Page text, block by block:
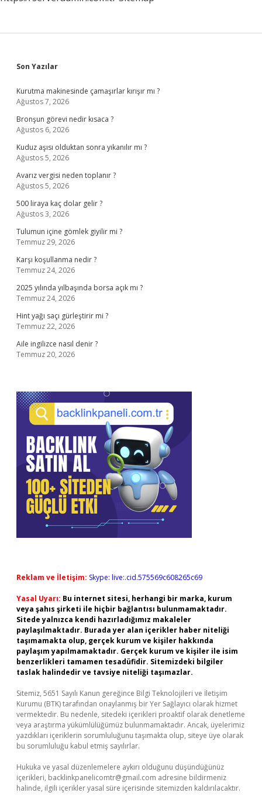
Sidebar
Son Yazılar
Kurutma makinesinde çamaşırlar kırışır mı ?
Ağustos 7, 2026
Bronşun görevi nedir kısaca ?
Ağustos 6, 2026
Kuduz aşısı olduktan sonra yıkanılır mı ?
Ağustos 5, 2026
Avarız vergisi neden toplanır ?
Ağustos 5, 2026
500 liraya kaç dolar gelir ?
Ağustos 3, 2026
Tulumun içine gömlek giyilir mi ?
Temmuz 29, 2026
Karşı koşullanma nedir ?
Temmuz 24, 2026
2025 yılında yılbaşında borsa açık mı ?
Temmuz 24, 2026
Hint yağı saçı gürleştirir mi ?
Temmuz 22, 2026
Aile ingilizce nasıl denir ?
Temmuz 20, 2026
Reklam ve İletişim: Skype: live:.cid.575569c608265c69
Yasal Uyarı: Bu internet sitesi, herhangi bir marka, kurum
veya şahıs şirketi ile hiçbir bağlantısı bulunmamaktadır.
Sitede yalnızca kendi hazırladığımız makaleler
paylaşılmaktadır. Burada yer alan içerikler haber niteliği
taşımamakta olup, gerçek kurum ve kişiler hakkında
paylaşım yapılmamaktadır. Gerçek kurum ve kişiler ile isim
benzerlikleri tamamen tesadüfidir. Sitemizdeki bilgiler
taslak halindedir ve tavsiye niteliği taşımazlar.
Sitemiz, 5651 Sayılı Kanun gereğince Bilgi Teknolojileri ve İletişim
Kurumu (BTK) tarafından onaylanmış bir Yer Sağlayıcı olarak hizmet
vermektedir. Bu nedenle, sitedeki içerikleri proaktif olarak denetleme
veya araştırma yükümlülüğümüz bulunmamaktadır. Ancak, üyelerimiz
yazdıkları içeriklerin sorumluluğunu taşımakta olup, siteye üye olarak
bu sorumluluğu kabul etmiş sayılırlar.
Hukuka ve yasal düzenlemelere aykırı olduğunu düşündüğünüz
içerikleri, backlinkpanelicomtr@gmail.com adresine bildirmeniz
halinde, ilgili içerikler yasal süre içerisinde sitemizden kaldırılacaktır.